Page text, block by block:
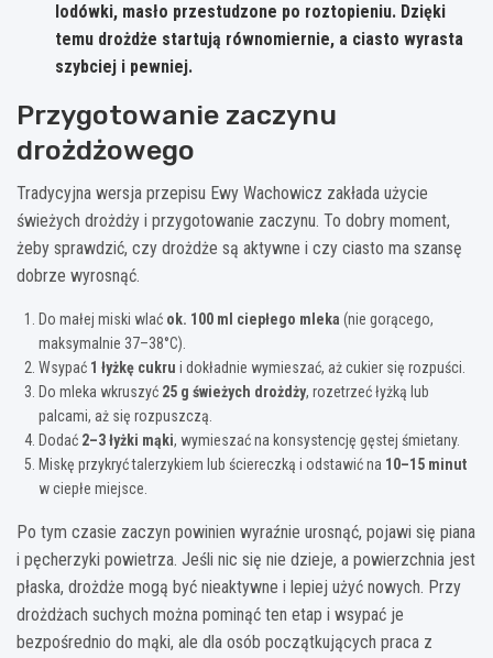
lodówki, masło przestudzone po roztopieniu. Dzięki
temu drożdże startują równomiernie, a ciasto wyrasta
szybciej i pewniej.
Przygotowanie zaczynu
drożdżowego
Tradycyjna wersja przepisu Ewy Wachowicz zakłada użycie
świeżych drożdży i przygotowanie zaczynu. To dobry moment,
żeby sprawdzić, czy drożdże są aktywne i czy ciasto ma szansę
dobrze wyrosnąć.
Do małej miski wlać ok. 100 ml ciepłego mleka (nie gorącego,
maksymalnie 37–38°C).
Wsypać 1 łyżkę cukru i dokładnie wymieszać, aż cukier się rozpuści.
Do mleka wkruszyć 25 g świeżych drożdży, rozetrzeć łyżką lub
palcami, aż się rozpuszczą.
Dodać 2–3 łyżki mąki, wymieszać na konsystencję gęstej śmietany.
Miskę przykryć talerzykiem lub ściereczką i odstawić na 10–15 minut
w ciepłe miejsce.
Po tym czasie zaczyn powinien wyraźnie urosnąć, pojawi się piana
i pęcherzyki powietrza. Jeśli nic się nie dzieje, a powierzchnia jest
płaska, drożdże mogą być nieaktywne i lepiej użyć nowych. Przy
drożdżach suchych można pominąć ten etap i wsypać je
bezpośrednio do mąki, ale dla osób początkujących praca z